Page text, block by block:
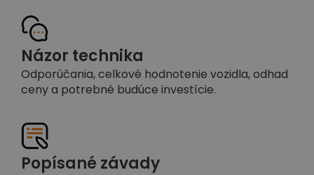
Názor technika
Odporúčania, celkové hodnotenie vozidla, odhad
ceny a potrebné budúce investície.
Popísané závady